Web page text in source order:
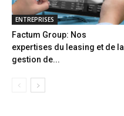
ENTREPRISES
Factum Group: Nos
expertises du leasing et de la
gestion de...